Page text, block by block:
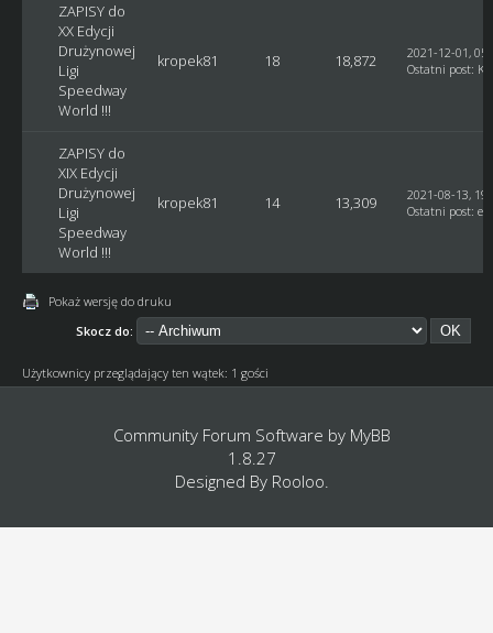
ZAPISY do
XX Edycji
Drużynowej
Ligi
Speedway
World !!!
kropek81 18 18,872
2021-12-01,
Ostatni post:
ZAPISY do
XIX Edycji
Drużynowej
Ligi
Speedway
World !!!
kropek81 14 13,309
2021-08-13,
Ostatni post:
Pokaż wersję do druku
Skocz do:
Użytkownicy przeglądający ten wątek: 1 gości
Community Forum Software by MyBB
1.8.27
Designed By Rooloo.